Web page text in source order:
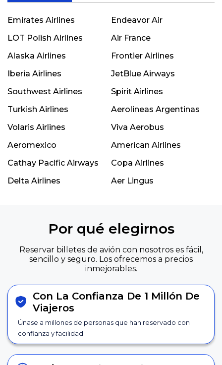
Emirates Airlines
Endeavor Air
LOT Polish Airlines
Air France
Alaska Airlines
Frontier Airlines
Iberia Airlines
JetBlue Airways
Southwest Airlines
Spirit Airlines
Turkish Airlines
Aerolineas Argentinas
Volaris Airlines
Viva Aerobus
Aeromexico
American Airlines
Cathay Pacific Airways
Copa Airlines
Delta Airlines
Aer Lingus
Por qué elegirnos
Reservar billetes de avión con nosotros es fácil,
sencillo y seguro. Los ofrecemos a precios
inmejorables.
Con La Confianza De 1 Millón De
Viajeros
Únase a millones de personas que han reservado con
confianza y facilidad.